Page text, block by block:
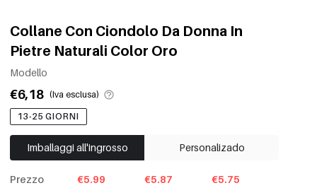
Collane Con Ciondolo Da Donna In
Pietre Naturali Color Oro
Modello
€6,18 (Iva esclusa)
13-25 GIORNI
Imballaggi all'ingrosso Personalizado
Prezzo
€5.99 €5.87 €5.75